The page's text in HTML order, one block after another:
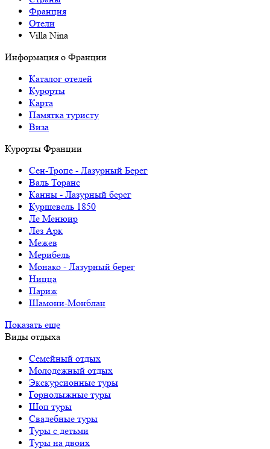
Франция
Отели
Villa Nina
Информация о Франции
Каталог отелей
Курорты
Карта
Памятка туристу
Виза
Курорты Франции
Cен-Тропе - Лазурный Берег
Валь Торанс
Канны - Лазурный берег
Куршевель 1850
Ле Менюир
Лез Арк
Межев
Мерибель
Монако - Лазурный берег
Ницца
Париж
Шамони-Монблан
Показать еще
Виды отдыха
Семейный отдых
Молодежный отдых
Экскурсионные туры
Горнолыжные туры
Шоп туры
Свадебные туры
Туры с детьми
Туры на двоих